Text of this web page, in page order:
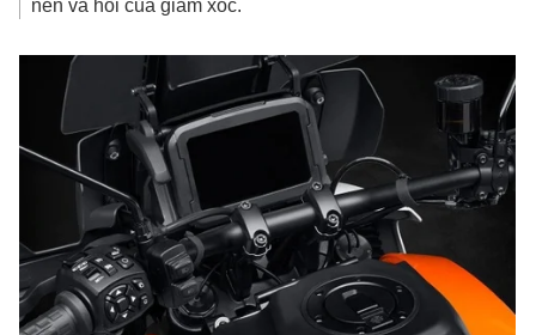
nén và hồi của giảm xóc.